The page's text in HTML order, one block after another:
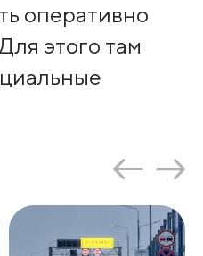
оперативно
этого там